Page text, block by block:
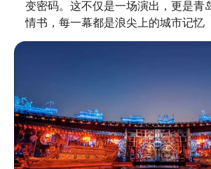
变密码。这不仅是一场演出，更是青
情书，每一幕都是浪尖上的城市记忆